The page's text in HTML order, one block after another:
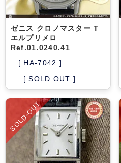
ゼニス クロノマスター T
エルプリメロ
Ref.01.0240.41
[ HA-7042 ]
[ SOLD OUT ]
SOLD-OUT